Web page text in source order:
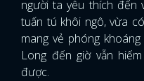
người ta yêu thích đến
tuấn tú khôi ngô, vừa
mang vẻ phóng
Long đến giờ vẫn
được.